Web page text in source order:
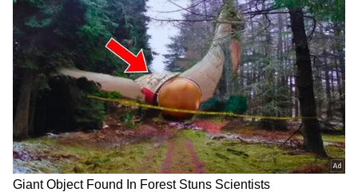
మెరుగుపడటానికి ఇది చాలా కీలకం.
4. బొప్పాయి జ్యూస్ (Papaya Juice)
ప్రయోజనం: ఇందులో 'పాపైన్' (Papain) అనే ఎంజైమ్
ఉంటుంది. ఇది చర్మంపై ఉండే మృతకణాలను తొలగించి,
ముఖంపై మచ్చలను తగ్గిస్తుంది. ముఖానికి గ్లో ఇవ్వడంలో